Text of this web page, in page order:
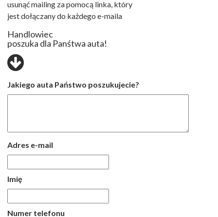
usunąć mailing za pomocą linka, który
jest dołączany do każdego e-maila
Handlowiec
poszuka dla Panśtwa auta!
Jakiego auta Państwo poszukujecie?
Adres e-mail
Imię
Numer telefonu